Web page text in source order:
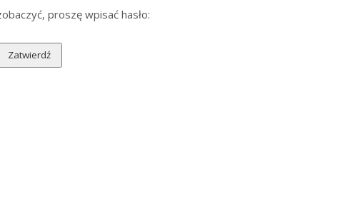
proszę wpisać hasło: